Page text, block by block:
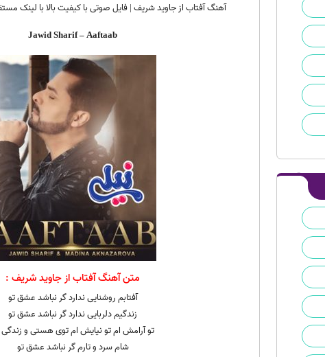
آهنگ آفتاب از جاوید شریف | فایل صوتی با کیفیت بالا با لینک
Jawid Sharif – Aaftaab
متن آهنگ آفتاب از جاوید شریف :
آفتابم روشنایی ندارد گر نباشد عشق تو
زندگیم دلربایی ندارد گر نباشد عشق تو
تو آرامش ام تو نیایش ام توی هستی و
شام سرد و تارم گر نباشد عشق تو